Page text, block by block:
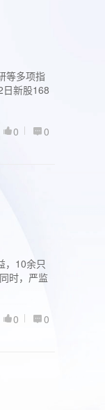
等多项指
新股168
0
0
，10余只
时，严监
0
0